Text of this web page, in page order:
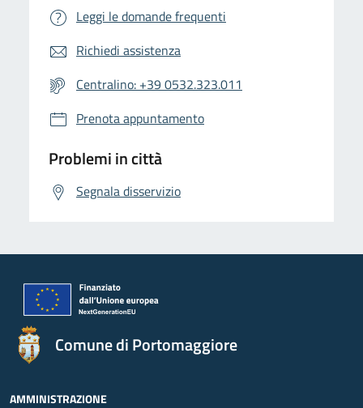
Leggi le domande frequenti
Richiedi assistenza
Centralino: +39 0532.323.011
Prenota appuntamento
Problemi in città
Segnala disservizio
Comune di Portomaggiore
AMMINISTRAZIONE